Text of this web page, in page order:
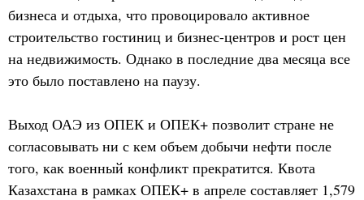
бизнеса и отдыха, что провоцировало активное
строительство гостиниц и бизнес-центров и рост цен
на недвижимость. Однако в последние два месяца все
это было поставлено на паузу.
Выход ОАЭ из ОПЕК и ОПЕК+ позволит стране не
согласовывать ни с кем объем добычи нефти после
того, как военный конфликт прекратится. Квота
Казахстана в рамках ОПЕК+ в апреле составляет 1,579